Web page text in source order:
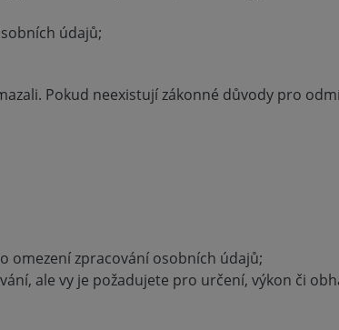
údajů;
Pokud neexistují zákonné důvody pro
omezení zpracování osobních údajů;
ale vy je požadujete pro určení, výkon či